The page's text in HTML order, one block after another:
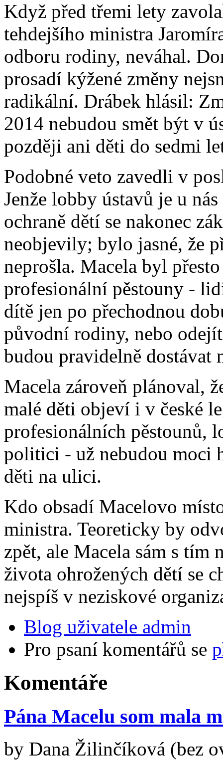
Když před třemi lety
tehdejšího ministra
odboru rodiny, neváhal.
prosadí kýžené změny
radikální. Drábek hlásil:
2014 nebudou smět být v
později ani děti do sedmi
Podobné veto zavedli v
Jenže lobby ústavů je u
ochraně dětí se nakonec
neobjevily; bylo jasné, že
neprošla. Macela byl
profesionální pěstouny -
dítě jen po přechodnou
původní rodiny, nebo
budou pravidelně dostávat
Macela zároveň plánoval,
malé děti objeví i v české
profesionálních pěstounů,
politici - už nebudou moci
děti na ulici.
Kdo obsadí Macelovo
ministra. Teoreticky by
zpět, ale Macela sám s tím
života ohrožených dětí se
nejspíš v neziskové
Blog uživatele admin
Pro psaní komentářů se
Komentáře
Pána Macelu som mala
by Dana Žilinčíková (bez